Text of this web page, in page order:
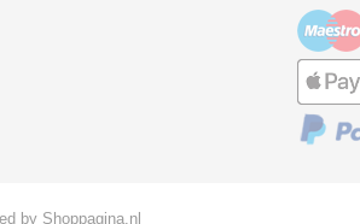
by Shoppagina.nl